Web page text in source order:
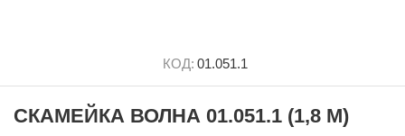
КОД: 01.051.1
СКАМЕЙКА ВОЛНА 01.051.1 (1,8 М)